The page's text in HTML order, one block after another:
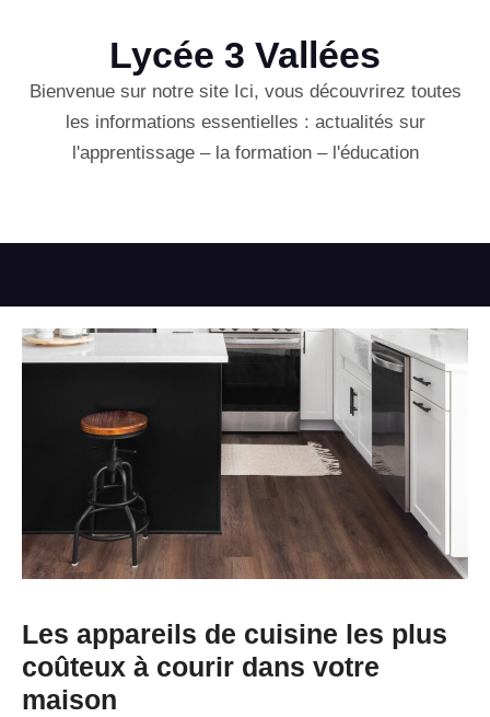
Lycée 3 Vallées
Bienvenue sur notre site Ici, vous découvrirez toutes
les informations essentielles : actualités sur
l'apprentissage – la formation – l'éducation
Les appareils de cuisine les plus
coûteux à courir dans votre
maison